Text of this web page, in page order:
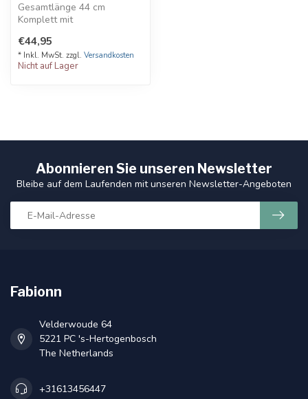
Gesamtlänge 44 cm
Komplett mit
Griff
Compass, Angelsch...
€44,95
* Inkl. MwSt. zzgl. Versandkosten
Nicht auf Lager
Abonnieren Sie unseren Newsletter
Bleibe auf dem Laufenden mit unseren Newsletter-Angeboten
Fabionn
Velderwoude 64
5221 PC 's-Hertogenbosch
The Netherlands
+31613456447